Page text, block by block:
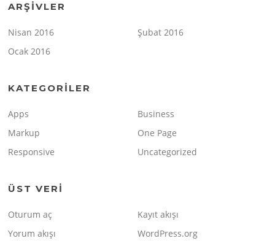
ARŞIVLER
Nisan 2016
Şubat 2016
Ocak 2016
KATEGORILER
Apps
Business
Markup
One Page
Responsive
Uncategorized
ÜST VERI
Oturum aç
Kayıt akışı
Yorum akışı
WordPress.org